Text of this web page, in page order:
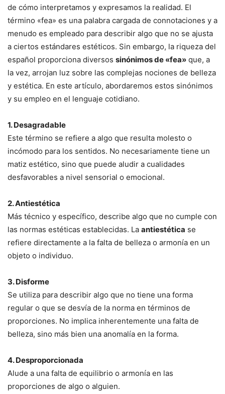
de cómo interpretamos y expresamos la realidad. El
término «fea» es una palabra cargada de connotaciones y a
menudo es empleado para describir algo que no se ajusta
a ciertos estándares estéticos. Sin embargo, la riqueza del
español proporciona diversos sinónimos de «fea» que, a
la vez, arrojan luz sobre las complejas nociones de belleza
y estética. En este artículo, abordaremos estos sinónimos
y su empleo en el lenguaje cotidiano.
1. Desagradable
Este término se refiere a algo que resulta molesto o
incómodo para los sentidos. No necesariamente tiene un
matiz estético, sino que puede aludir a cualidades
desfavorables a nivel sensorial o emocional.
2. Antiestética
Más técnico y específico, describe algo que no cumple con
las normas estéticas establecidas. La antiestética se
refiere directamente a la falta de belleza o armonía en un
objeto o individuo.
3. Disforme
Se utiliza para describir algo que no tiene una forma
regular o que se desvía de la norma en términos de
proporciones. No implica inherentemente una falta de
belleza, sino más bien una anomalía en la forma.
4. Desproporcionada
Alude a una falta de equilibrio o armonía en las
proporciones de algo o alguien.